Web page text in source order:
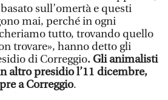
sull’omertà e questi
mai, perché in ogni
tutto, trovando quello
trovare», hanno detto gli
di Correggio. Gli animalisti
altro presidio l’11 dicembre,
a Correggio.